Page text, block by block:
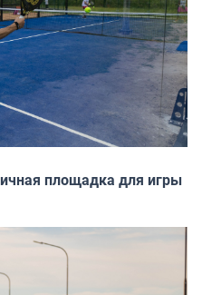
площадка для игры